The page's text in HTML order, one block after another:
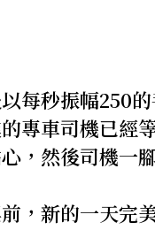
每秒振幅250
專車司機已經
，然後司機一
，新的一天完